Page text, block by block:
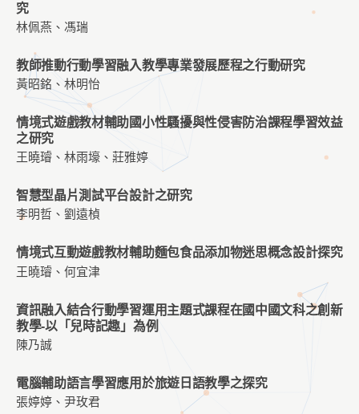
究
林佩燕、馮瑞
教師推動行動學習融入教學專業發展歷程之行動研究
黃昭銘、林明怡
情境式遊戲教材輔助國小性騷擾與性侵害防治課程學習效益
之研究
王曉璿、林雨壕、莊雅婷
智慧型晶片測試平台設計之研究
李明哲、劉遠楨
情境式互動遊戲教材輔助麵包食品添加物迷思概念設計探究
王曉璿、何宜津
資訊融入結合行動學習運用主題式課程在國中國文科之創新
教學-以「兒時記趣」為例
陳乃誠
電腦輔助語言學習應用於旅遊日語教學之探究
張婷婷、尹玫君